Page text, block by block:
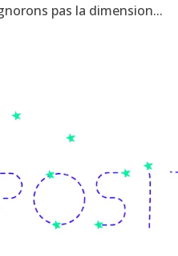
pas la dimension...